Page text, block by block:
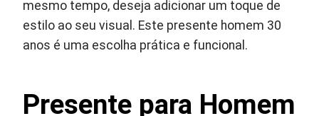
mesmo tempo, deseja adicionar um toque de
estilo ao seu visual. Este presente homem 30
anos é uma escolha prática e funcional.
Presente para Homem